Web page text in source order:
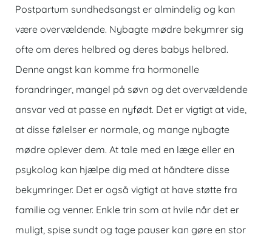
Postpartum sundhedsangst er almindelig og kan
være overvældende. Nybagte mødre bekymrer sig
ofte om deres helbred og deres babys helbred.
Denne angst kan komme fra hormonelle
forandringer, mangel på søvn og det overvældende
ansvar ved at passe en nyfødt. Det er vigtigt at vide,
at disse følelser er normale, og mange nybagte
mødre oplever dem. At tale med en læge eller en
psykolog kan hjælpe dig med at håndtere disse
bekymringer. Det er også vigtigt at have støtte fra
familie og venner. Enkle trin som at hvile når det er
muligt, spise sundt og tage pauser kan gøre en stor